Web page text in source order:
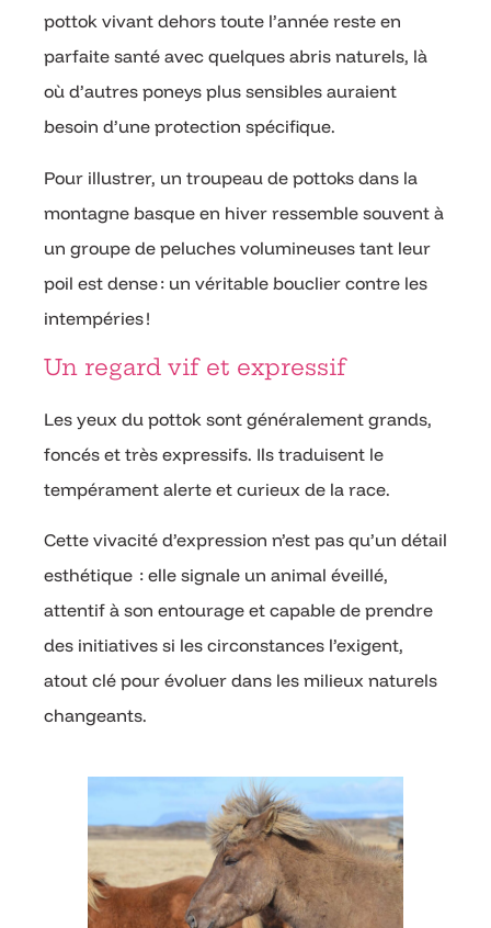
pottok vivant dehors toute l’année reste en
parfaite santé avec quelques abris naturels, là
où d’autres poneys plus sensibles auraient
besoin d’une protection spécifique.
Pour illustrer, un troupeau de pottoks dans la
montagne basque en hiver ressemble souvent à
un groupe de peluches volumineuses tant leur
poil est dense : un véritable bouclier contre les
intempéries !
Un regard vif et expressif
Les yeux du pottok sont généralement grands,
foncés et très expressifs. Ils traduisent le
tempérament alerte et curieux de la race.
Cette vivacité d’expression n’est pas qu’un détail
esthétique : elle signale un animal éveillé,
attentif à son entourage et capable de prendre
des initiatives si les circonstances l’exigent,
atout clé pour évoluer dans les milieux naturels
changeants.